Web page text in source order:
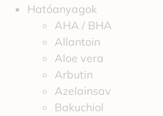
Hatóanyagok
AHA / BHA
Allantoin
Aloe vera
Arbutin
Azelainsav
Bakuchiol